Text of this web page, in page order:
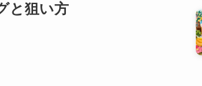
と狙い方